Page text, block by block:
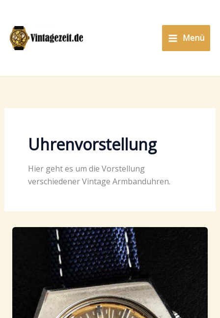
springen
Menü
Uhrenvorstellung
Hier geht es um die Vorstellung
verschiedener Vintage Armbanduhren.